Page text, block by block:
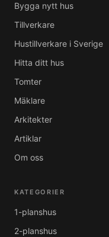
Bygga nytt hus
Tillverkare
Hustillverkare i Sverige
Hitta ditt hus
Tomter
Mäklare
Arkitekter
Artiklar
Om oss
KATEGORIER
1-planshus
2-planshus